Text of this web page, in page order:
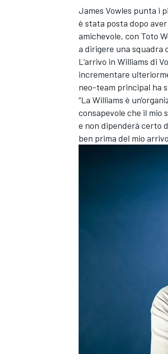
MONOPOSTO
James Vowles punta i
è stata posta dopo
amichevole, con Toto
a dirigere una squadra
L’arrivo in Williams di
incrementare
neo-team principal ha
“La Williams è
consapevole che il mio
e non dipenderà certo
ben prima del mio